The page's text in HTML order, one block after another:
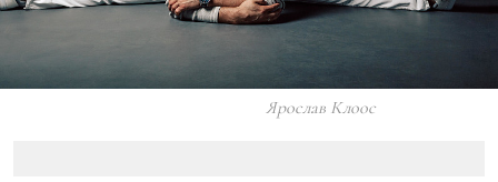
Ярослав Клоос